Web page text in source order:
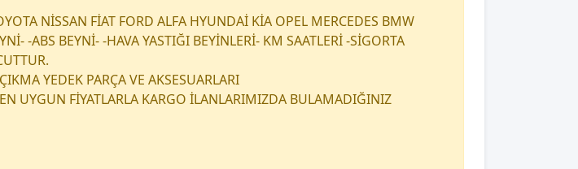
NİSSAN FİAT FORD ALFA HYUNDAİ KİA OPEL MERCEDES BMW
-ABS BEYNİ- -HAVA YASTIĞI BEYİNLERİ- KM SAATLERİ -SİGORTA
YEDEK PARÇA VE AKSESUARLARI
UYGUN FİYATLARLA KARGO İLANLARIMIZDA BULAMADIĞINIZ